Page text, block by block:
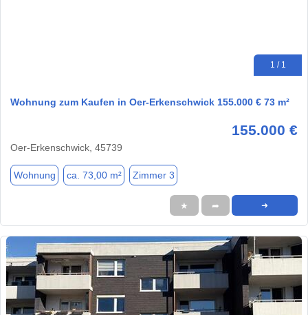
1 / 1
Wohnung zum Kaufen in Oer-Erkenschwick 155.000 € 73 m²
155.000 €
Oer-Erkenschwick, 45739
Wohnung ca. 73,00 m² Zimmer 3
★ ➦ ➜